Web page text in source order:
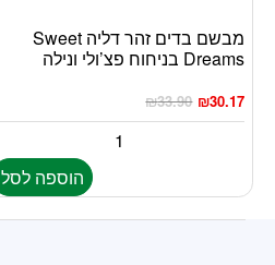
מבשם בדים זהר דליה Sweet
Dreams בניחוח פצ’ולי ונילה
₪33.90 ₪30.17
הוספה לסל